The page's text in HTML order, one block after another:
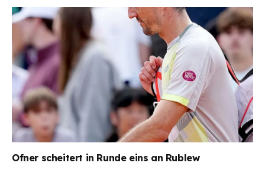
Ofner scheitert in Runde eins an Rublew